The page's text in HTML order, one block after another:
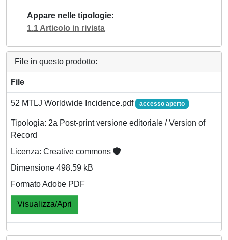
Appare nelle tipologie
1.1 Articolo in rivista
File in questo prodotto:
File
52 MTLJ Worldwide Incidence.pdf accesso aperto
Tipologia: 2a Post-print versione editoriale / Version of
Record
Licenza: Creative commons
Dimensione 498.59 kB
Formato Adobe PDF
Visualizza/Apri